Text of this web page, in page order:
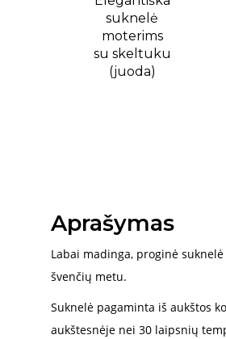
Aprašymas
Labai madinga, proginė
švenčių metu.
Suknelė pagaminta iš aukštos
aukštesnėje nei 30 laipsnių